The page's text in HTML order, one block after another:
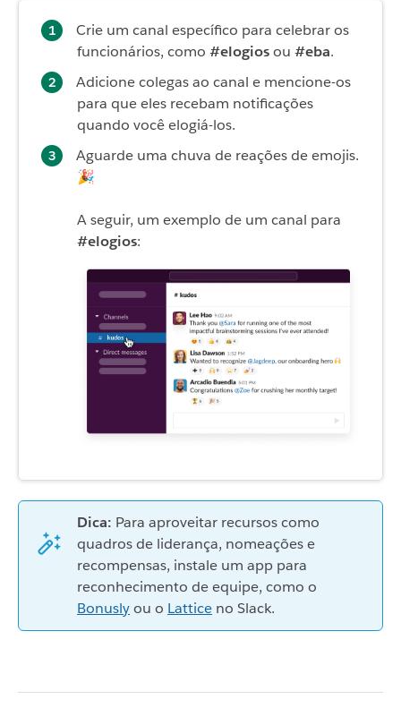
Crie um canal específico para celebrar os
funcionários, como #elogiosou #eba.
Adicione colegas ao canal e mencione-os
para que eles recebam notificações
quando você elogiá-los.
Aguarde uma chuva de reações de emojis.
🎉
A seguir, um exemplo de um canal para
#elogios:
Dica: Para aproveitar recursos como
quadros de liderança, nomeações e
recompensas, instale um app para
reconhecimento de equipe, como o
Bonuslyou o Lattice no Slack.